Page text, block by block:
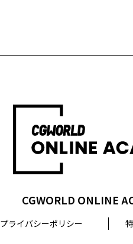
CGWORLD ONLINE
プライバシーポリシー